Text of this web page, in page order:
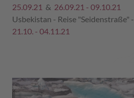
25.09.21 & 26.09.21 - 09.10.21
Usbekistan - Reise "Seidenstraße" -
21.10. - 04.11.21